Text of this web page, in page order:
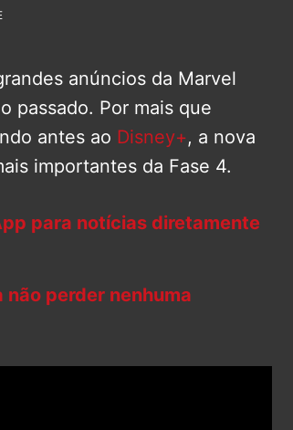
anúncios da Marvel
passado. Por mais que
antes ao Disney+, a nova
importantes da Fase 4.
para notícias diretamente
não perder nenhuma